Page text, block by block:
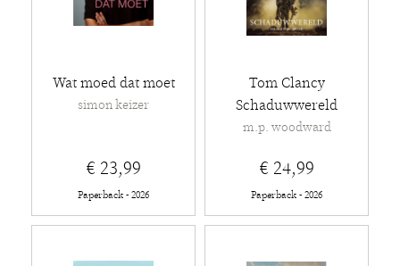
Wat moed dat moet
simon keizer
€ 23,99
Paperback - 2026
Tom Clancy
Schaduwwereld
m.p. woodward
€ 24,99
Paperback - 2026